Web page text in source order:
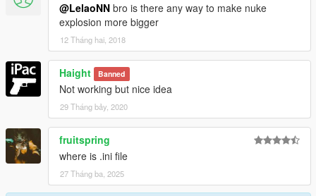
@LelaoNN bro is there any way to make nuke
explosion more bigger
12 Tháng hai, 2018
Haight Banned
Not working but nice idea
29 Tháng bảy, 2020
fruitspring
where is .ini file
27 Tháng ba, 2025